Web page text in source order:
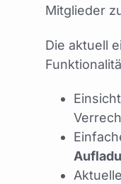
Mitglieder
Die aktuell